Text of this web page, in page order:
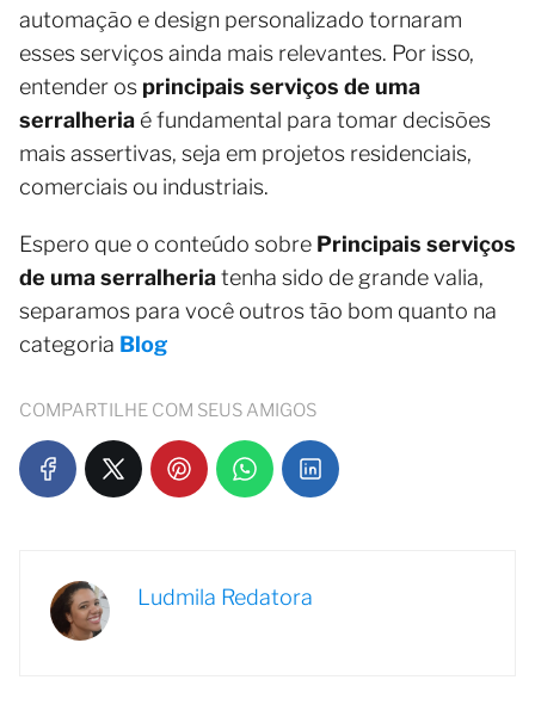
automação e design personalizado tornaram
esses serviços ainda mais relevantes. Por isso,
entender os principais serviços de uma
serralheria é fundamental para tomar decisões
mais assertivas, seja em projetos residenciais,
comerciais ou industriais.
Espero que o conteúdo sobre Principais serviços
de uma serralheriatenha sido de grande valia,
separamos para você outros tão bom quanto na
categoria Blog
COMPARTILHE COM SEUS AMIGOS
Ludmila Redatora